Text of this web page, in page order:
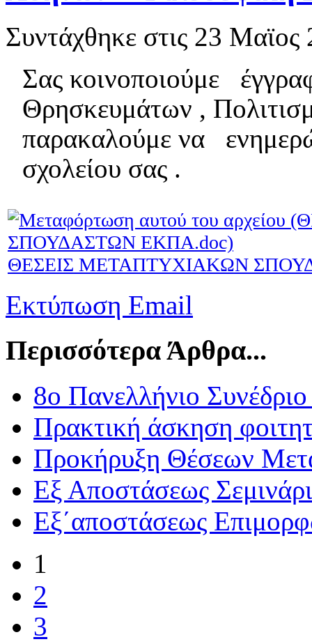
Συντάχθηκε στις 23 Μαϊος
Σας κοινοποιούμε
Θρησκευμάτων ,
παρακαλούμε να
σχολείου σας .
ΘΕΣΕΙΣ ΜΕΤΑΠΤΥΧΙΑΚΩΝ
Εκτύπωση Email
Περισσότερα Άρθρα...
8ο Πανελλήνιο
Πρακτική άσκηση
Προκήρυξη Θέσεων
Εξ Αποστάσεως
Εξ΄αποστάσεως
1
2
3